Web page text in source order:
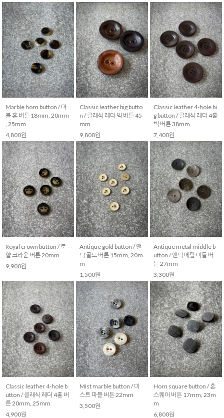
Marble horn button / 마
블 혼 버튼 18mm, 20mm
, 25mm
4,800원
Classic leather big butto
n / 클래식 레더 빅 버튼 45
mm
9,800원
Classic leather 4-hole bi
g button / 클래식 레더 4홀
빅 버튼 38mm
7,400원
Royal crown button / 로
얄 크라운 버튼 20mm
9,900원
Antique gold button / 앤
틱 골드 버튼 15mm, 20m
m
1,500원
Antique metal middle b
utton / 앤틱 메탈 미들 버
튼 27mm
3,300원
Classic leather 4-hole b
utton / 클래식 레더 4홀 버
튼 20mm, 25mm
4,900원
Mist marble button / 미
스트 마블 버튼 22mm
3,500원
Horn square button / 혼
스퀘어 버튼 17mm, 23m
m
6,800원